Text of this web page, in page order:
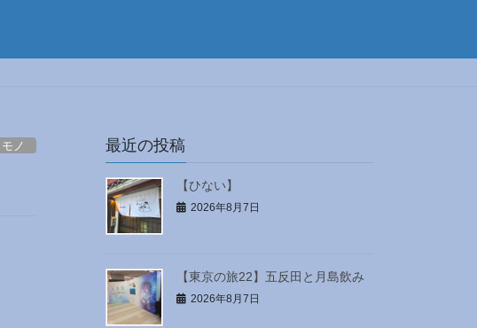
モノ 最近の投稿
【ひない】
2026年8月7日
【東京の旅22】五反田と月島飲み
2026年8月7日